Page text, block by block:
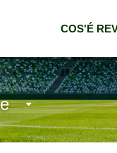
COS'É